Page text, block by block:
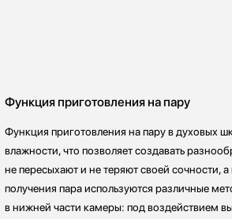
Функция приготовления на пару
Функция приготовления на пару в духовых
влажности, что позволяет создавать
не пересыхают и не теряют своей сочности,
получения пара используются различные
в нижней части камеры: под воздействием